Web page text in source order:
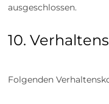
ausgeschlossen.
10.
Folgenden